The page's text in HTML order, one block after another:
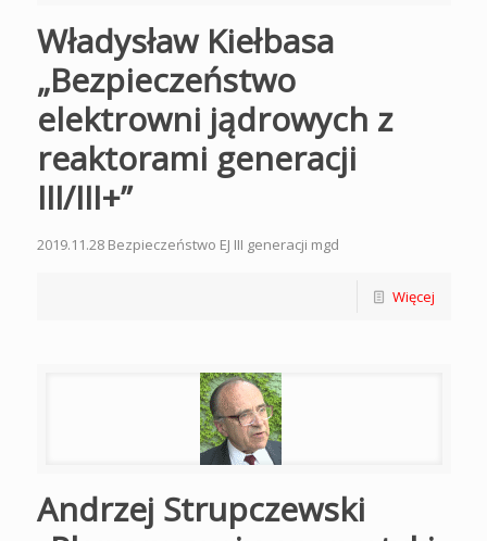
Władysław Kiełbasa
„Bezpieczeństwo
elektrowni jądrowych z
reaktorami generacji
III/III+”
2019.11.28 Bezpieczeństwo EJ III generacji mgd
Więcej
Andrzej Strupczewski